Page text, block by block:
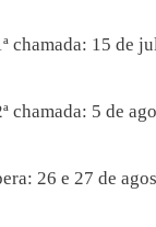
15 de
5 de
26 e 27 de